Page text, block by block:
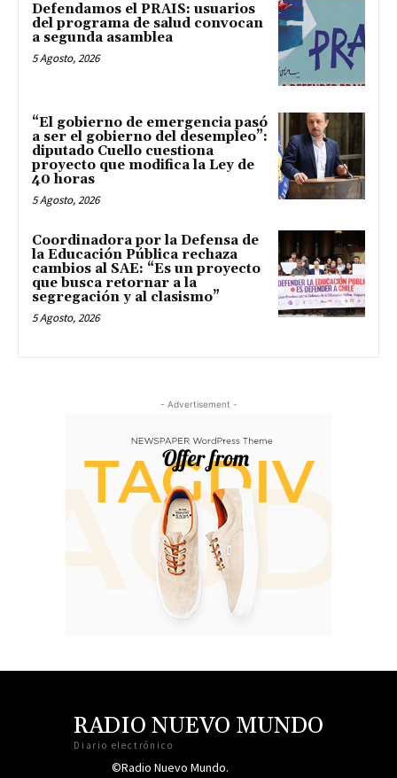
Defendamos el PRAIS: usuarios
del programa de salud convocan
a segunda asamblea
5 Agosto, 2026
“El gobierno de emergencia pasó
a ser el gobierno del desempleo”:
diputado Cuello cuestiona
proyecto que modifica la Ley de
40 horas
5 Agosto, 2026
Coordinadora por la Defensa de
la Educación Pública rechaza
cambios al SAE: “Es un proyecto
que busca retornar a la
segregación y al clasismo”
5 Agosto, 2026
- Advertisement -
RADIO NUEVO MUNDO
Diario electrónico
©Radio Nuevo Mundo.